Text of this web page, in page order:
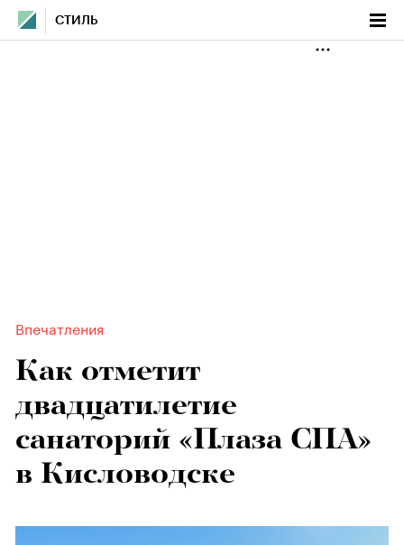
СТИЛЬ
Впечатления
Как отметит
двадцатилетие
санаторий «Плаза СПА»
в Кисловодске